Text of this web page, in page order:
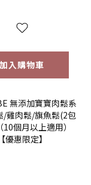
加入購物車